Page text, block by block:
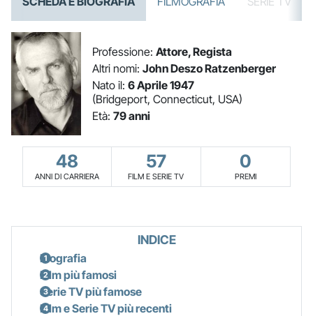
Professione: Attore, Regista
Altri nomi: John Deszo Ratzenberger
Nato il: 6 Aprile 1947
(Bridgeport, Connecticut, USA)
Età: 79 anni
48
ANNI DI CARRIERA
57
FILM E SERIE TV
0
PREMI
INDICE
Biografia
Film più famosi
Serie TV più famose
Film e Serie TV più recenti